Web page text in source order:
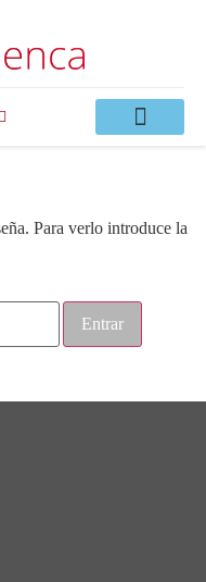
Para verlo introduce la